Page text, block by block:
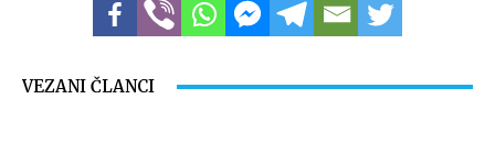
VEZANI ČLANCI